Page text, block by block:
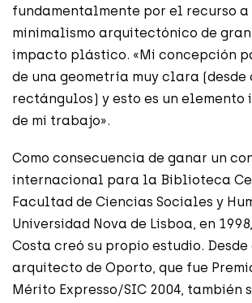
fundamentalmente por el recurso a
minimalismo arquitectónico de
impacto plástico. «Mi concepción
de una geometría muy clara (desde
rectángulos) y esto es un
de mi trabajo».
Como consecuencia de ganar un
internacional para la Biblioteca
Facultad de Ciencias Sociales y
Universidad Nova de Lisboa, en
Costa creó su propio estudio.
arquitecto de Oporto, que fue
Mérito Expresso/SIC 2004, también